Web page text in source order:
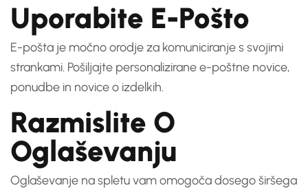
Uporabite E-Pošto
E-pošta je močno orodje za komuniciranje s svojimi
strankami. Pošiljajte personalizirane e-poštne novice,
ponudbe in novice o izdelkih.
Razmislite O
Oglaševanju
Oglaševanje na spletu vam omogoča dosego širšega